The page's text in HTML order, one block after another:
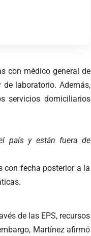
con médico general de
laboratorio. Además,
servicios domiciliarios
país y están fuera de
con fecha posterior a la
de las EPS, recursos
Martínez afirmó